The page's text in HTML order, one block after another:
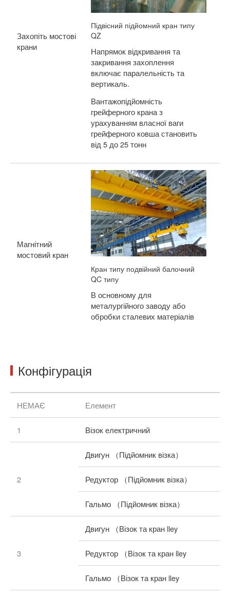
Захопіть мостові
крани
Підвісний підйомний кран типу
QZ
Напрямок відкривання та
закривання захоплення
включає паралельність та
вертикаль.
Вантажопідйомність
грейферного крана з
урахуванням власної ваги
грейферного ковша становить
від 5 до 25 тонн
Магнітний
мостовий кран
Кран типу подвійний балочний
QC типу
В основному для
металургійного заводу або
обробки сталевих матеріалів
Конфігурація
НЕМАЄ Елемент
1 Візок електричний
2
Двигун （Підйомник візка）
Редуктор （Підйомник візка）
Гальмо （Підйомник візка）
3
Двигун （Візок та кран lley
Редуктор （Візок та кран lley
Гальмо （Візок та кран lley